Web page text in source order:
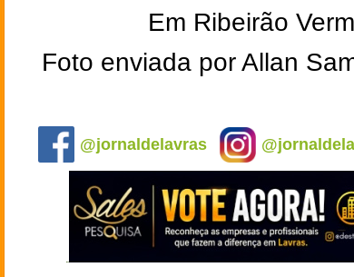
Em Ribeirão
Foto enviada por Allan
@jornaldelavras